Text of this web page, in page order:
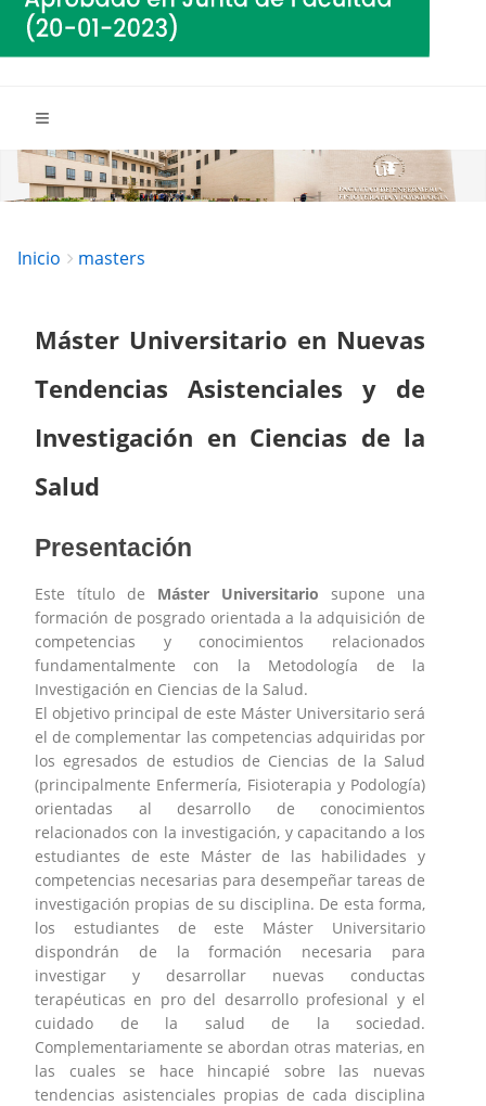
Breadcrumbs
You
Inicio masters
Máster Universitario en Nuevas
Tendencias Asistenciales y de
Investigación en Ciencias de la
Salud
Presentación
Este título de Máster Universitario supone una
formación de posgrado orientada a la adquisición de
competencias y conocimientos relacionados
fundamentalmente con la Metodología de la
Investigación en Ciencias de la Salud.
El objetivo principal de este Máster Universitario será
el de complementar las competencias adquiridas por
los egresados de estudios de Ciencias de la Salud
(principalmente Enfermería, Fisioterapia y Podología)
orientadas al desarrollo de conocimientos
relacionados con la investigación, y capacitando a los
estudiantes de este Máster de las habilidades y
competencias necesarias para desempeñar tareas de
investigación propias de su disciplina. De esta forma,
los estudiantes de este Máster Universitario
dispondrán de la formación necesaria para
investigar y desarrollar nuevas conductas
terapéuticas en pro del desarrollo profesional y el
cuidado de la salud de la sociedad.
Complementariamente se abordan otras materias, en
las cuales se hace hincapié sobre las nuevas
tendencias asistenciales propias de cada disciplina